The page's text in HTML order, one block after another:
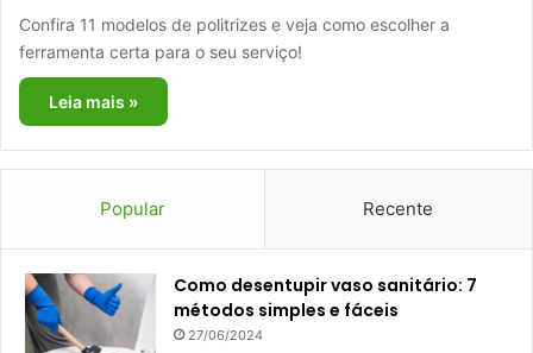
Confira 11 modelos de politrizes e veja como escolher a
ferramenta certa para o seu serviço!
Leia mais »
Popular Recente
Como desentupir vaso sanitário: 7
métodos simples e fáceis
27/06/2024